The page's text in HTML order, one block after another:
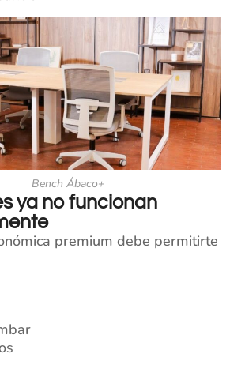
Bench Ábaco+
ya no funcionan
premium debe permitirte